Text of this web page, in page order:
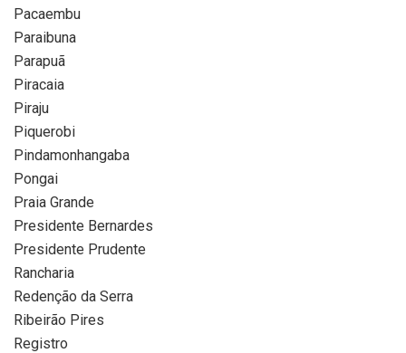
Pacaembu
Paraibuna
Parapuã
Piracaia
Piraju
Piquerobi
Pindamonhangaba
Pongai
Praia Grande
Presidente Bernardes
Presidente Prudente
Rancharia
Redenção da Serra
Ribeirão Pires
Registro